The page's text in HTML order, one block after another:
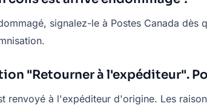
signalez-le à Postes Canada
"Retourner à l'expéditeur".
renvoyé à l'expéditeur d'origine. Les